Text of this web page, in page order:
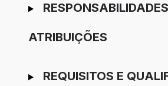
ATRIBUIÇÕES
REQUISITOS E